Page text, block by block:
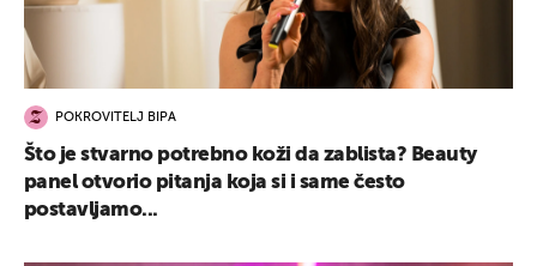
POKROVITELJ BIPA
Što je stvarno potrebno koži da zablista? Beauty
panel otvorio pitanja koja si i same često
postavljamo...